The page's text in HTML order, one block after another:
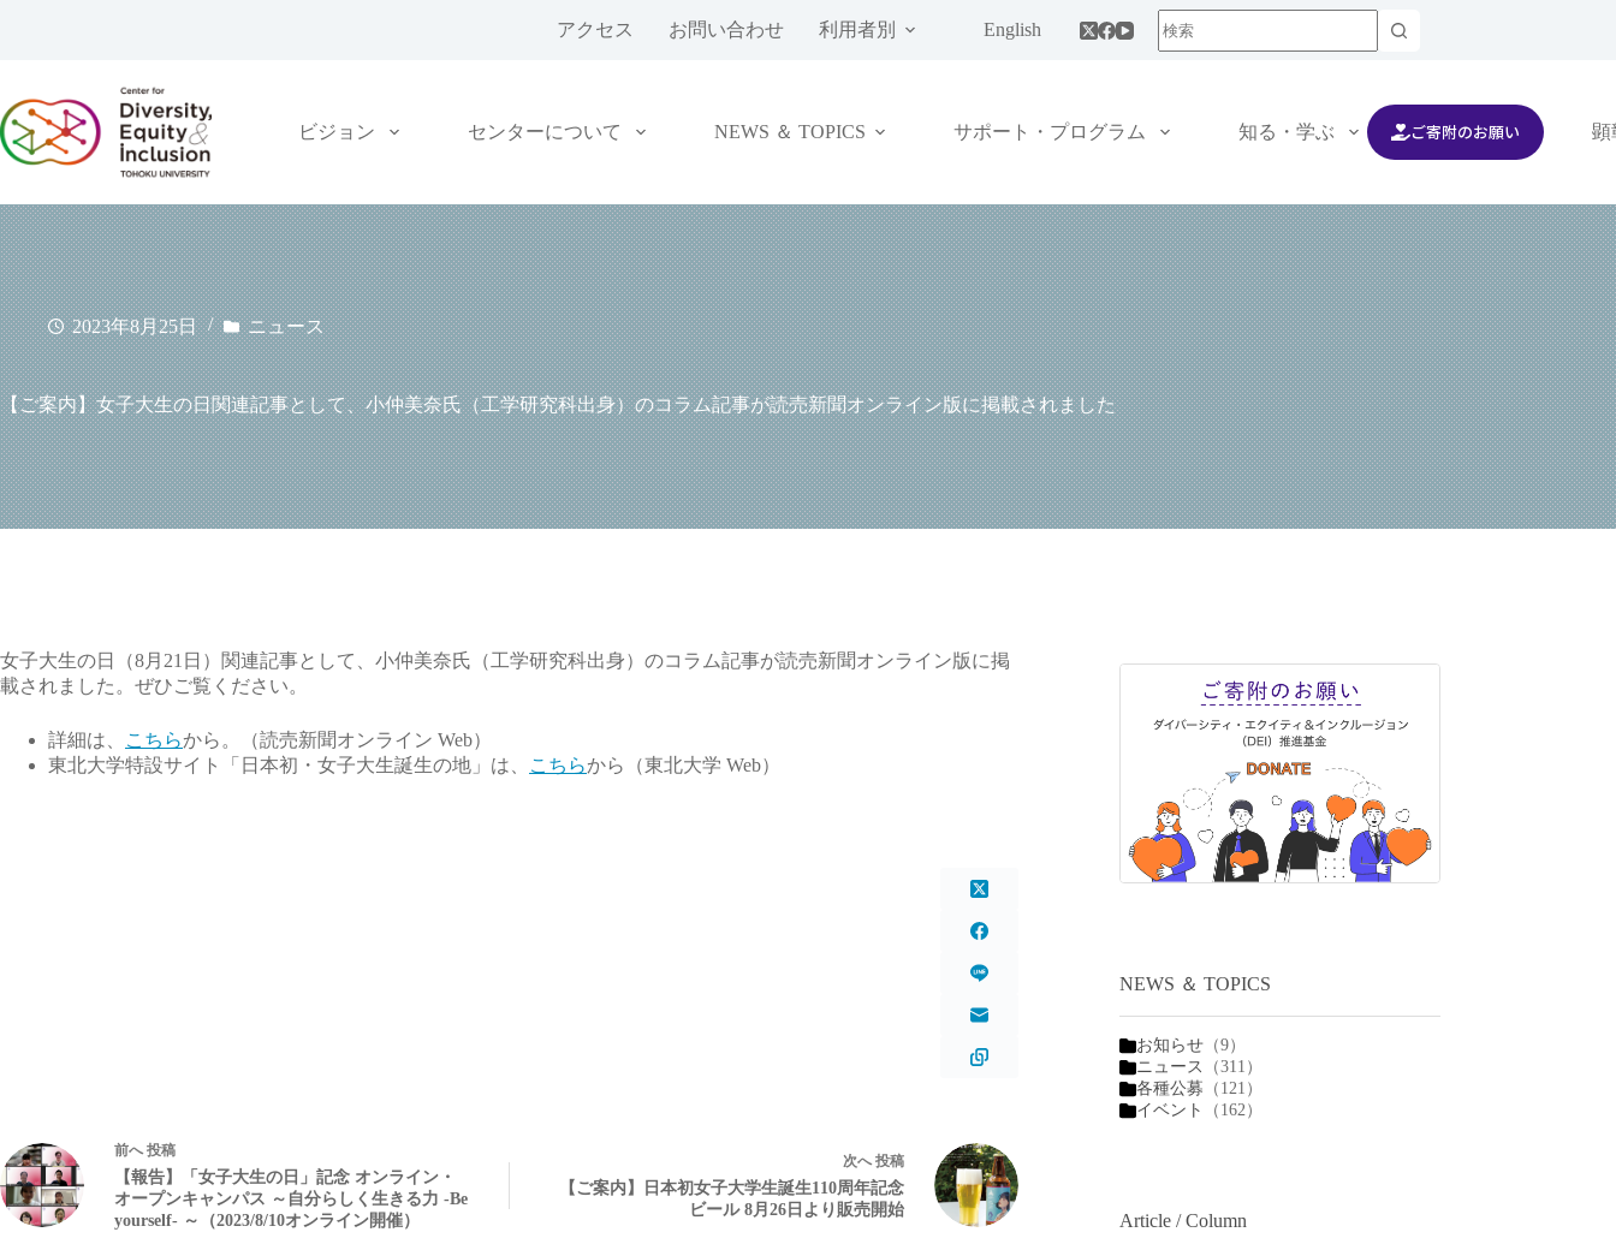
ツ
へ
ス
ッ
プ
アクセス お問い合わせ 利用者別 English
ビジョン センターについて NEWS ＆ TOPICS サポート・プログラム 知る・学ぶ 交流する 顕
ご寄附のお願い
2023年8月25日 ニュース
【ご案内】女子大生の日関連記事として、小仲美奈氏（工学研究科出身）のコラム記事が読売新聞オンライン版に掲載されました
女子大生の日（8月21日）関連記事として、小仲美奈氏（工学研究科出身）のコラム記事が読売新聞オンライン版に掲
載されました。ぜひご覧ください。
詳細は、 こちらから。（読売新聞オンライン Web）
東北大学特設サイト「日本初・女子大生誕生の地」は、
こちらから（東北大学 Web）
前へ投稿
【報告】「女子大生の日」記念 オンライン・
オープンキャンパス ～自分らしく生きる力 -Be
yourself- ～（2023/8/10オンライン開催）
次へ投稿
【ご案内】日本初女子大学生誕生110周年記念
ビール 8月26日より販売開始
NEWS ＆ TOPICS
お知らせ （9）
ニュース
（311）
各種公募 （121）
イベント
（162）
Article / Column